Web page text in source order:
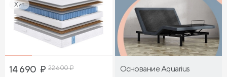
Хит
14 690 ₽ 22 600₽
Основание Aquarius